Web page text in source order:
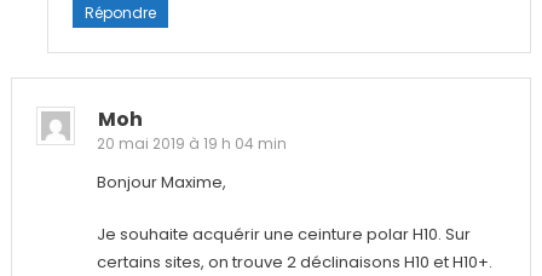
Répondre
Moh
20 mai 2019 à 19 h 04 min
Bonjour Maxime,
Je souhaite acquérir une ceinture polar H10. Sur
certains sites, on trouve 2 déclinaisons H10 et H10+.